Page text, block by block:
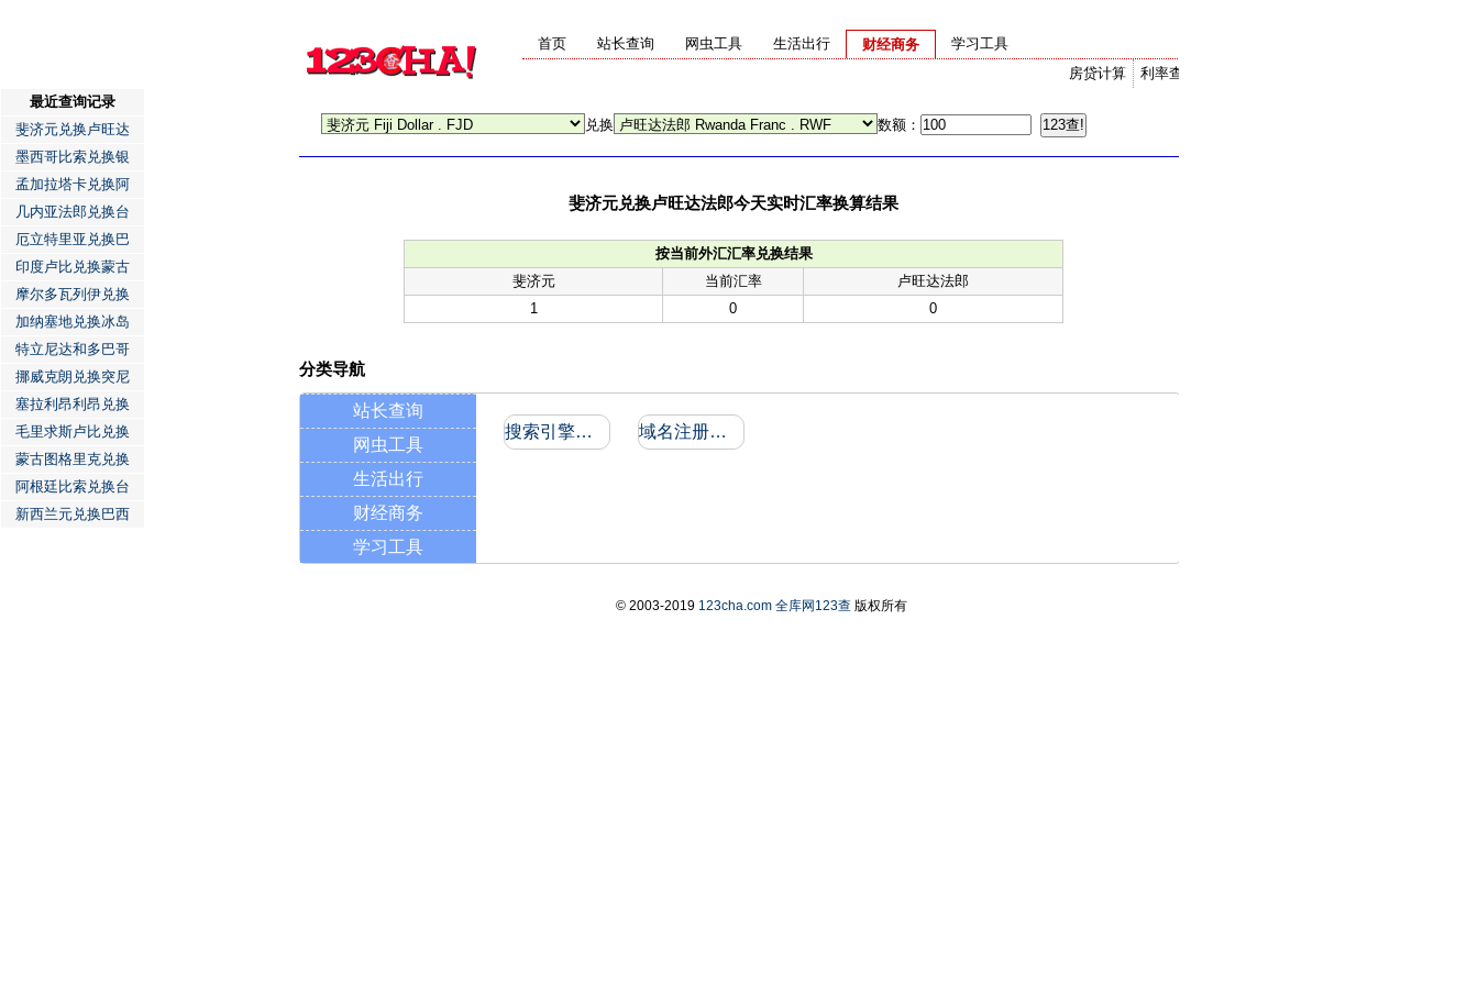
首页 站长查询 网虫工具 生活出行
财经商务
利率查询
房贷计算
学习工具
兑换 数额：
斐济元兑换卢旺达法郎今天实时汇率换算结果
按当前外汇汇率兑换结果
斐济元
当前汇率
卢旺达法郎
1
0 0
最近查询记录
斐济元兑换卢旺达
墨西哥比索兑换银
孟加拉塔卡兑换阿
几内亚法郎兑换台
厄立特里亚兑换巴
印度卢比兑换蒙古
摩尔多瓦列伊兑换
加纳塞地兑换冰岛
特立尼达和多巴哥
挪威克朗兑换突尼
塞拉利昂利昂兑换
毛里求斯卢比兑换
蒙古图格里克兑换
阿根廷比索兑换台
新西兰元兑换巴西
分类导航
站长查询
网虫工具
生活出行
财经商务
学习工具
搜索引擎收录和反向链接 域名注册信息
© 2003-2019 123cha.com 全库网123查版权所有